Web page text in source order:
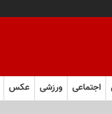
اجتماعی ورزشی عکس